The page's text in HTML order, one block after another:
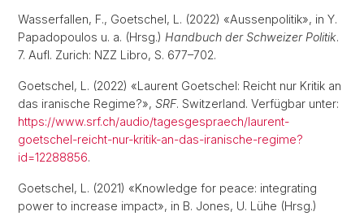
Wasserfallen, F., Goetschel, L. (2022) «Aussenpolitik», in Y.
Papadopoulos u. a. (Hrsg.) Handbuch der Schweizer Politik.
7. Aufl. Zurich: NZZ Libro, S. 677–702.
Goetschel, L. (2022) «Laurent Goetschel: Reicht nur Kritik an
das iranische Regime?», SRF. Switzerland. Verfügbar unter:
https://www.srf.ch/audio/tagesgespraech/laurent-
goetschel-reicht-nur-kritik-an-das-iranische-regime?
id=12288856.
Goetschel, L. (2021) «Knowledge for peace: integrating
power to increase impact», in B. Jones, U. Lühe (Hrsg.)